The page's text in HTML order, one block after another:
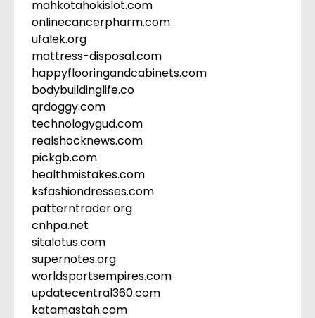
mahkotahokislot.com
onlinecancerpharm.com
ufalek.org
mattress-disposal.com
happyflooringandcabinets.com
bodybuildinglife.co
qrdoggy.com
technologygud.com
realshocknews.com
pickgb.com
healthmistakes.com
ksfashiondresses.com
patterntrader.org
cnhpa.net
sitalotus.com
supernotes.org
worldsportsempires.com
updatecentral360.com
katamastah.com